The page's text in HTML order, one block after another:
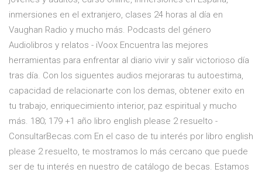
inmersiones en el extranjero, clases 24 horas al día en
Vaughan Radio y mucho más. Podcasts del género
Audiolibros y relatos - iVoox Encuentra las mejores
herramientas para enfrentar al diario vivir y salir victorioso día
tras día. Con los siguentes audios mejoraras tu autoestima,
capacidad de relacionarte con los demas, obtener exito en
tu trabajo, enriquecimiento interior, paz espiritual y mucho
más. 180; 179 +1 año libro english please 2 resuelto -
ConsultarBecas.com En el caso de tu interés por libro english
please 2 resuelto, te mostramos lo más cercano que puede
ser de tu interés en nuestro de catálogo de becas. Estamos